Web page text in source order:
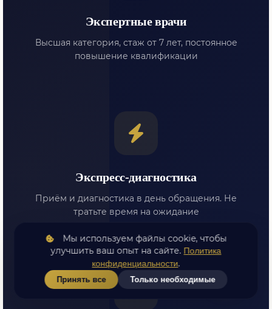
Экспертные врачи
Высшая категория, стаж от 7 лет, постоянное
повышение квалификации
Экспресс-диагностика
Приём и диагностика в день обращения. Не
тратьте время на ожидание
Мы используем файлы cookie, чтобы
улучшить ваш опыт на сайте. Политика
конфиденциальности.
Принять все Только необходимые